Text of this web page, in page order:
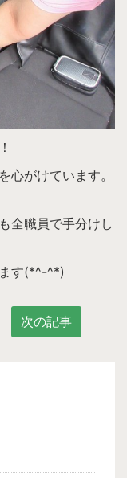
心がけています。
全職員で手分けし
す(*^-^*)
次の記事